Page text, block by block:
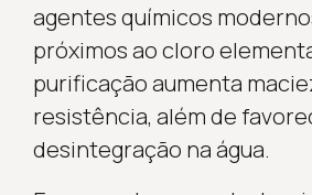
agentes químicos
próximos ao cloro
purificação aumenta
resistência, além de
desintegração na água.